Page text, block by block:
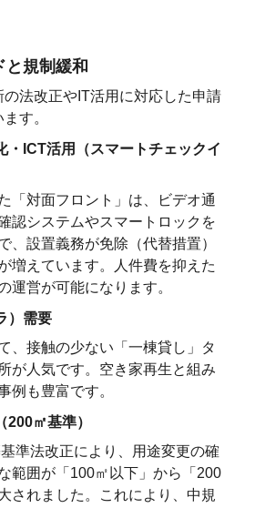
と規制緩和
法改正やIT活用に対応した申請
す。
・ICT活用（スマートチェックイ
「対面フロント」は、ビデオ通
認システムやスマートロックを
、設置義務が免除（代替措置）
増えています。人件費を抑えた
運営が可能になります。
）需要
、接触の少ない「一棟貸し」タ
が人気です。空き家再生と組み
例も豊富です。
200㎡基準）
準法改正により、用途変更の確
範囲が「100㎡以下」から「200
されました。これにより、中規